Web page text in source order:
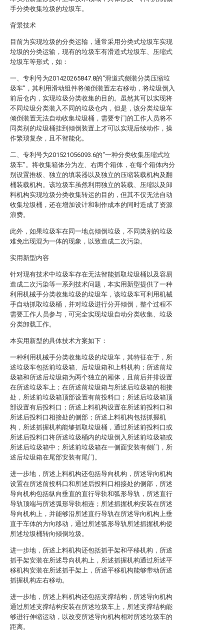
手分类收集垃圾的垃圾车。
背景技术
目前为实现垃圾的分类运输，通常采用分类式垃圾车实现
垃圾的分类运输，现有的垃圾车有滑道式垃圾车、压缩式
垃圾车等形式，如：
一、专利号为201420265847.8的“滑道式侧装分类压缩垃
圾车”，其利用滑动组件将倾倒装置左右移动，将垃圾倒入
前后仓内，实现垃圾分类收集的目的。虽然其可以实现将
不同垃圾分类装入不同的垃圾仓内，但是，该分类垃圾车
倾倒装置无法自动收集垃圾桶，需要专门的工作人员将不
同类别的垃圾桶挂到倾倒装置上才可以实现后续动作，操
作繁琐复杂，且不智能化。
二、专利号为201521056093.6的“一种分类收集压缩式垃
圾车”。将收集箱体分为左、右两个箱体，在每个箱体内分
别设置推板、独立的填装器以及独立的压缩装载机构及翻
桶装载机构。该垃圾车虽然利用独立的装载、压缩以及卸
料机构实现垃圾分类收集转运的目的，但其不仅无法自动
收集垃圾桶，还在增加设计和制作成本的同时造成了资源
浪费。
此外，如果垃圾车在同一地点倾倒垃圾，不同类别的垃圾
难免出现混为一体的现象，以致造成二次污染。
实用新型内容
针对现有技术中垃圾车存在无法智能抓取垃圾桶以及容易
造成二次污染等一系列技术问题，本实用新型提供了一种
利用机械手分类收集垃圾的垃圾车，该垃圾车可利用机械
手自动抓取垃圾桶，并对垃圾进行分开倾倒，整个过程不
需要工作人员参与，可完全实现垃圾自动分类收集、垃圾
分类卸载工作。
本实用新型的具体技术方案如下：
一种利用机械手分类收集垃圾的垃圾车，其特征在于，所
述垃圾车包括前垃圾箱、后垃圾箱和上料机构；所述前垃
圾箱和所述后垃圾箱为两个独立的厢体，且前后并排设置
在所述垃圾车上；在所述前垃圾箱与所述后垃圾箱的相接
处，所述前垃圾箱顶部设置有前投料口；所述后垃圾箱顶
部设置有后投料口；所述上料机构设置在所述前投料口和
所述后投料口相接处的侧部；所述上料机构包括抓握机
构，所述抓握机构能够抓取垃圾桶，通过所述前投料口或
所述后投料口将所述垃圾桶内的垃圾倒入所述前垃圾箱或
所述后垃圾箱中；所述前垃圾箱在一侧面安装有侧门，所
述后垃圾箱在尾部安装有尾门。
进一步地，所述上料机构还包括导向机构，所述导向机构
设置在所述前投料口和所述后投料口相接处的侧部，所述
导向机构包括纵向垂直的直行导轨和弧形导轨，所述直行
导轨顶端与所述弧形导轨相连；所述抓握机构安装在所述
导向机构上，并能够沿所述直行导轨在所述导向机构上垂
直于车体的方向移动，通过所述弧形导轨所述抓握机构使
所述垃圾桶转向倾倒垃圾。
进一步地，所述上料机构还包括抓手架和平移机构，所述
抓手架安装在所述导向机构上，所述抓握机构通过所述平
移机构安装在所述抓手架上，所述平移机构能够带动所述
抓握机构左右移动。
进一步地，所述上料机构还包括支撑结构，所述导向机构
通过所述支撑结构安装在所述垃圾车上，所述支撑结构能
够进行伸缩运动，以改变所述导向机构相对所述垃圾车的
距离。